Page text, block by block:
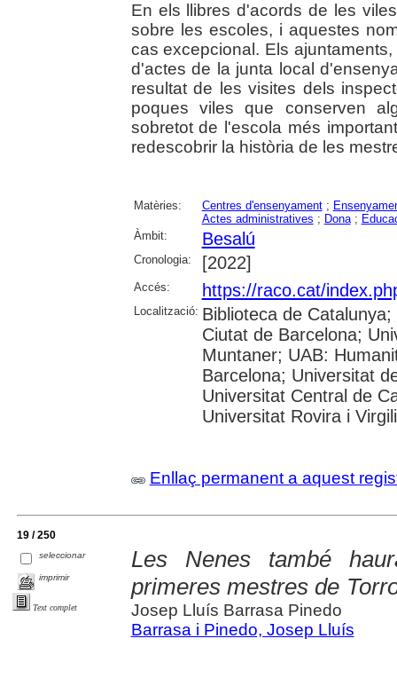
En els llibres d'acords de les
sobre les escoles, i aquestes
cas excepcional. Els
d'actes de la junta local
resultat de les visites dels
poques viles que conserven
sobretot de l'escola més
redescobrir la història de les
Matèries: Centres d'ensenyament;
Actes administratives ; Dona;
Àmbit:
Besalú
Cronologia: [2022]
Accés: https://raco.cat/
Localització: Biblioteca de
Ciutat de Barcelona;
Muntaner; UAB:
Barcelona; Universitat
Universitat Central de
Universitat Rovira i Virgili
Enllaç permanent a aquest
19 / 250
seleccionar
imprimir
Text complet
Les Nenes també
primeres mestres de
Josep Lluís Barrasa Pinedo
Barrasa i Pinedo, Josep Lluís